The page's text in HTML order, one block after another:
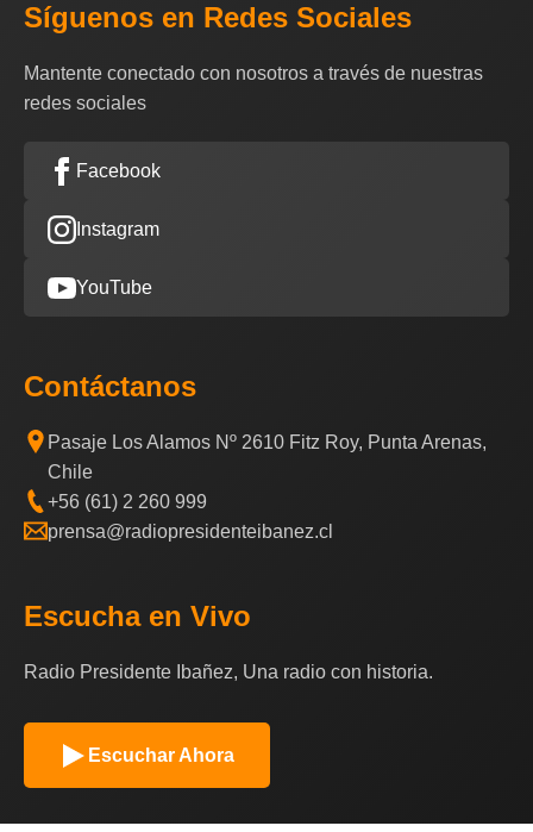
Síguenos en Redes Sociales
Mantente conectado con nosotros a través de nuestras
redes sociales
Facebook
Instagram
YouTube
Contáctanos
Pasaje Los Alamos Nº 2610 Fitz Roy, Punta Arenas,
Chile
+56 (61) 2 260 999
prensa@radiopresidenteibanez.cl
Escucha en Vivo
Radio Presidente Ibañez, Una radio con historia.
Escuchar Ahora